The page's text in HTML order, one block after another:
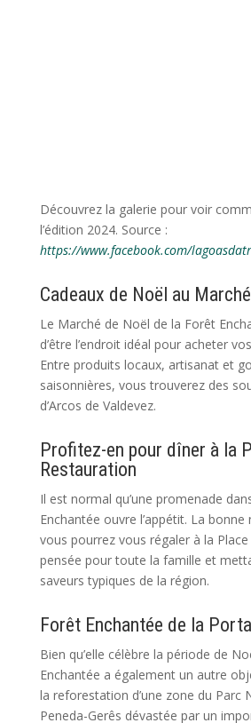
Découvrez la galerie pour voir
l’édition 2024. Source :
https://www.facebook.com/
Cadeaux de Noël au
Le Marché de Noël de la Forêt
d’être l’endroit idéal pour acheter
Entre produits locaux, artisanat et
saisonnières, vous trouverez des
d’Arcos de Valdevez.
Profitez-en pour dîner à la
Restauration
Il est normal qu’une promenade
Enchantée ouvre l’appétit. La
vous pourrez vous régaler à la
pensée pour toute la famille et
saveurs typiques de la région.
Forêt Enchantée de la
Bien qu’elle célèbre la période de
Enchantée a également un autre
la reforestation d’une zone du Parc
Peneda-Gerês dévastée par un